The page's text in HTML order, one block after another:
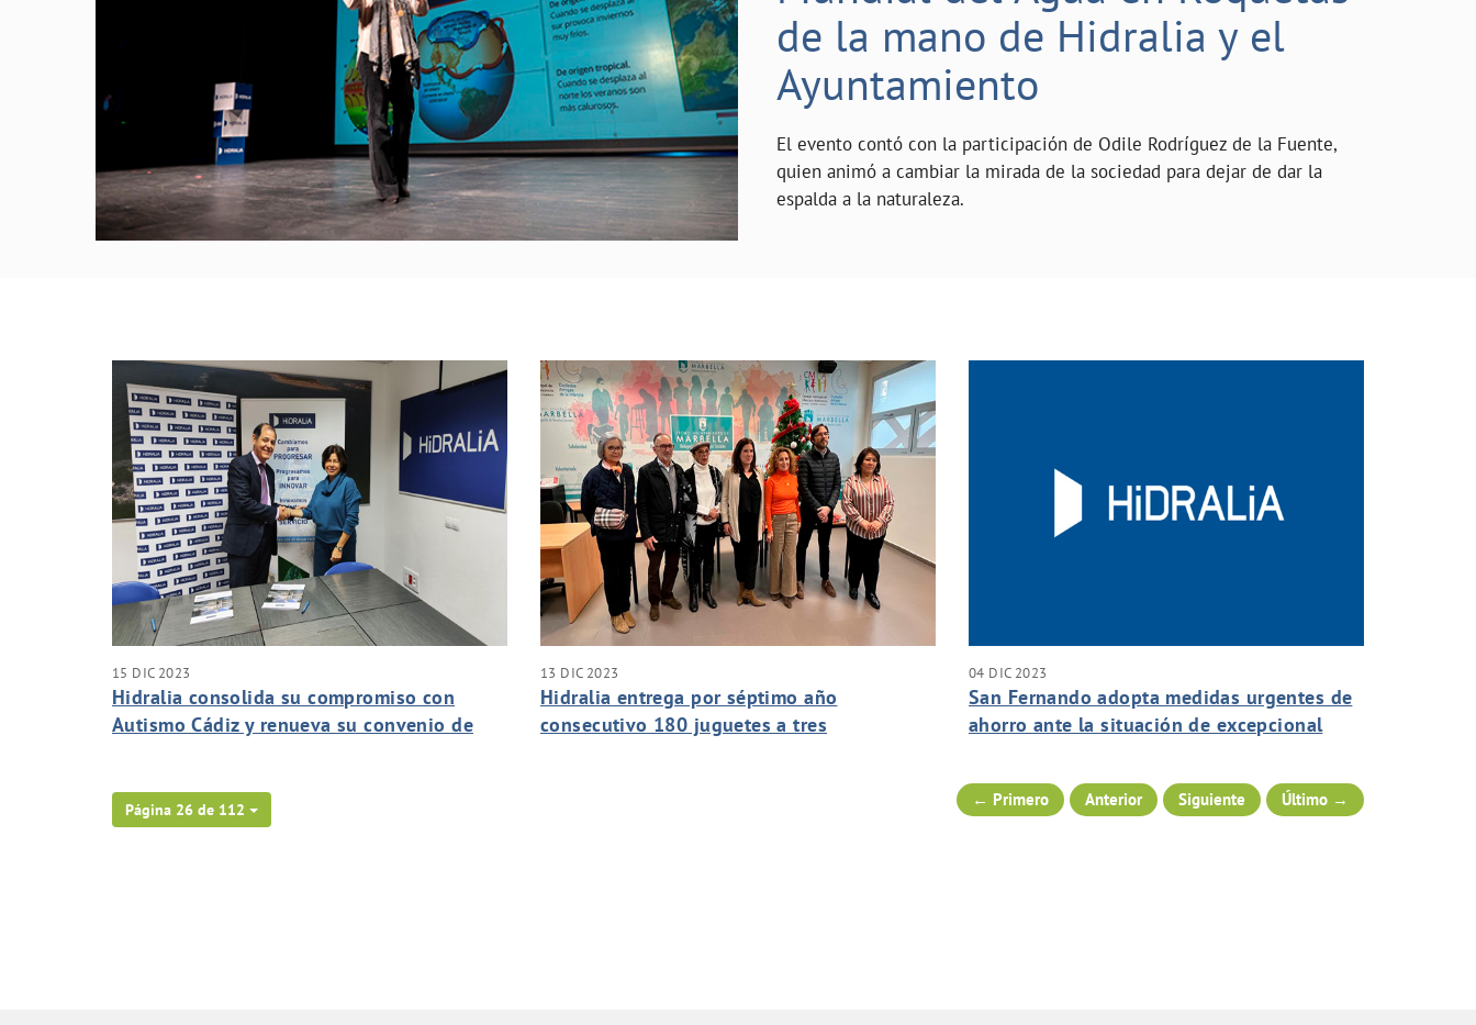
de la mano de Hidralia y el
Ayuntamiento
El evento contó con la participación de Odile Rodríguez de la Fuente,
quien animó a cambiar la mirada de la sociedad para dejar de dar la
espalda a la naturaleza.
15 DIC 2023
Hidralia consolida su compromiso con
Autismo Cádiz y renueva su convenio de
13 DIC 2023
Hidralia entrega por séptimo año
consecutivo 180 juguetes a tres
04 DIC 2023
San Fernando adopta medidas urgentes de
ahorro ante la situación de excepcional
Página 26 de 112
← Primero Anterior Siguiente Último →